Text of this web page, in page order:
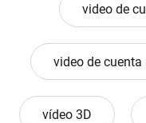
video de
video de cuenta
vídeo 3D